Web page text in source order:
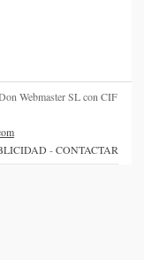
Webmaster SL con CIF
-CONTACTAR